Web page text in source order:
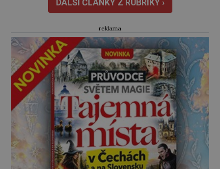
Hýzrle z Chodů (1575–1665) se v ní nudí. 10letý
chlapec chce procestovat […]
DALŠÍ ČLÁNKY Z RUBRIKY ›
reklama